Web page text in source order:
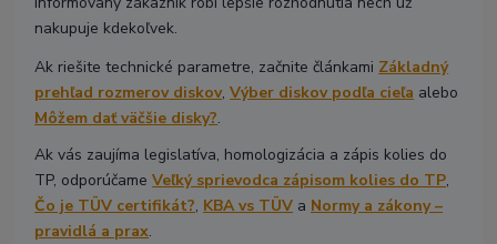
nakupuje kdekoľvek.
Ak riešite technické parametre, začnite článkami Základný
prehľad rozmerov diskov,Výber diskov podľa cieľa alebo
Môžem dať väčšie disky?.
Ak vás zaujíma legislatíva, homologizácia a zápis kolies do
TP, odporúčameVeľký sprievodca zápisom kolies do TP,
Čo je TÜV certifikát?, KBA vs TÜV a Normy a zákony –
pravidlá a prax.